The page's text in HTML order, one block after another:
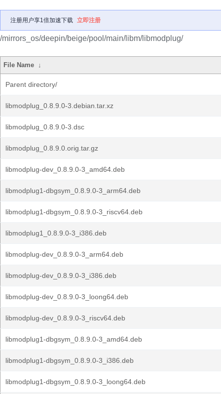
注册用户享1倍加速下载 立即注册
/mirrors_os/deepin/beige/pool/main/libm/libmodplug/
File Name ↓
Parent directory/
libmodplug_0.8.9.0-3.debian.tar.xz
libmodplug_0.8.9.0-3.dsc
libmodplug_0.8.9.0.orig.tar.gz
libmodplug-dev_0.8.9.0-3_amd64.deb
libmodplug1-dbgsym_0.8.9.0-3_arm64.deb
libmodplug1-dbgsym_0.8.9.0-3_riscv64.deb
libmodplug1_0.8.9.0-3_i386.deb
libmodplug-dev_0.8.9.0-3_arm64.deb
libmodplug-dev_0.8.9.0-3_i386.deb
libmodplug-dev_0.8.9.0-3_loong64.deb
libmodplug-dev_0.8.9.0-3_riscv64.deb
libmodplug1-dbgsym_0.8.9.0-3_amd64.deb
libmodplug1-dbgsym_0.8.9.0-3_i386.deb
libmodplug1-dbgsym_0.8.9.0-3_loong64.deb